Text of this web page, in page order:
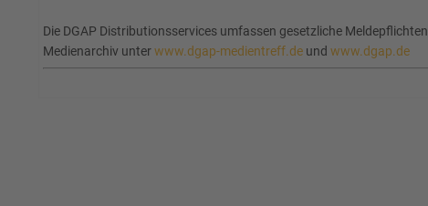
Die DGAP Distributionsservices umfassen gesetzliche
Medienarchiv unterwww.dgap-medientreff.de und www.dgap.de